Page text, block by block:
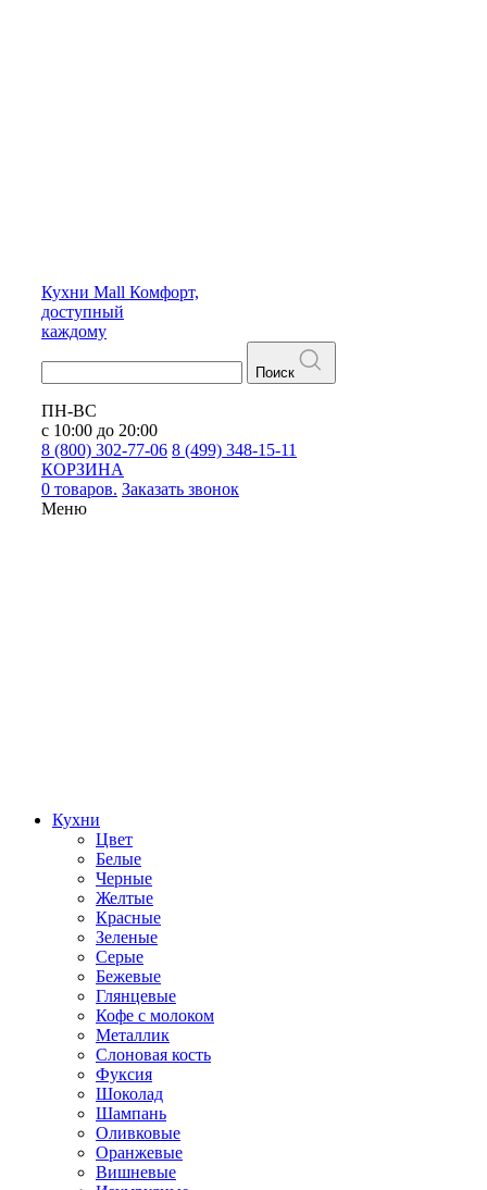
Кухни Mall Комфорт,
доступный
каждому
Поиск
ПН-ВС
с 10:00 до 20:00
8 (800) 302-77-06 8 (499) 348-15-11
КОРЗИНА
0 товаров. Заказать звонок
Меню
Кухни
Цвет
Белые
Черные
Желтые
Красные
Зеленые
Серые
Бежевые
Глянцевые
Кофе с молоком
Металлик
Слоновая кость
Фуксия
Шоколад
Шампань
Оливковые
Оранжевые
Вишневые